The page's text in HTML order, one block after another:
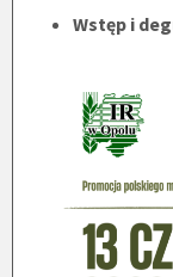
Wstęp i